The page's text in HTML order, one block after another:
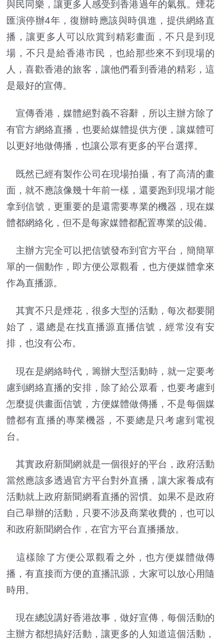
與民同樂，讓更多人感受到香港過年的氣氛。 煙花
匯演停辦4年，復辦時應該與時俱進，提供網絡直
播，讓更多人可以欣賞到精彩畫面，不 只 是到現
場，不 只 是給香港市民，也給那些來不到現場的
人，喜歡香港的旅客，讓他們看到香港的精彩，這
是最好的宣傳。
宣傳香港，媒體絕對義不容辭，所以主辦方除了
有官方網絡直播，也要給媒體提供方便，讓媒體可
以更好地做傳播，也讓公眾有更多的平台選擇。
既然已經有製作公司在現場拍攝，有了高清的畫
面，就不應該像幾十年前一樣，還要跑到現場才能
拿到信號，更重要的是還需要專業的機器，現在媒
體都網絡化，但不是每家媒體都配置專業的設備。
主辦方完全可以把信號發布到官方平台，簡簡單
單的一個動作，即方便公眾觀看，也方便媒體拿來
作為直播源。
其實不只是煙花，很多大型的活動，每次都要開
始了，還總是在找直播源直播信號，經常沒有安
排，也沒有公布。
現在是網絡時代，籌辦大型活動時，就一定要考
慮到網絡直播的安排，除了給公眾看，也要考慮到
怎麼提供畫面信號，方便媒體做傳播，不是每個媒
體都有直播的專業機器，不要總是只考慮到電視
台。
其實政府新聞網就是一個很好的平台，政府活動
當然應該多透過官方平台對外直播，讓大家養成有
活動就上政府新聞網看直播的習慣。如果不是政府
自己舉辦的活動，只要不涉及商業收費的，也可以
和政府新聞網合作，在官方平台直播播放。
這樣除了方便公眾觀看之外，也方便媒體做傳
播，有直接而方便的直播訊源，大家可以放心用隨
時用。
現在總說講好香港故事，做好宣傳，每個活動的
主辦方都想搞好活動，讓更多的人知道這個活動，